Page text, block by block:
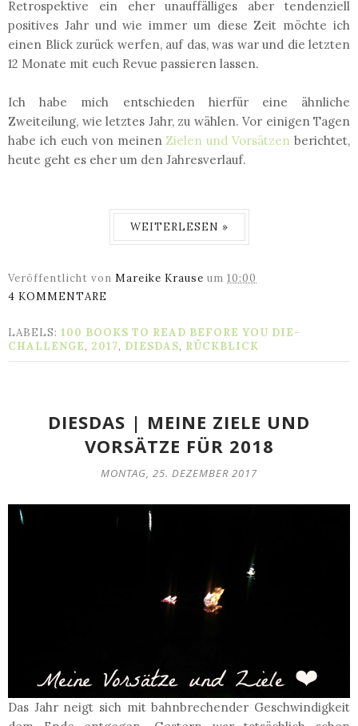
Retrospektive ein eher unauffälliges aber tendenziell
positives Jahr und wie immer um diese Zeit möchte ich
einen Blick zurück werfen, auf das, was war und die letzten
12 Monate mit euch Revue passieren lassen.
Ich habe mich entschieden hierfür eine ähnliche
Zweiteilung, wie letztes Jahr, zu wählen. Vor einigen Tagen
habe ich euch von meinen Zielen und Vorsätzen berichtet,
heute geht es eher um den Jahresverlauf.
WEITERLESEN »
Veröffentlicht von Mareike Krause um 10:00
4 KOMMENTARE
LABELS: 100 BOOKS TO READ BEFORE YOU DIE-
CHALLENGE, 2017, DIESDAS, RÜCKBLICK
DIESDAS | MEINE ZIELE UND
VORSÄTZE FÜR 2018
MONTAG, 25. DEZEMBER 2017
Das Jahr neigt sich mit bahnbrechender Geschwindigkeit